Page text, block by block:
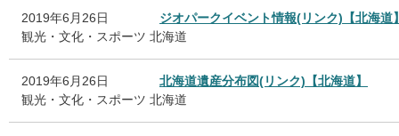
2019年6月26日
ジオパークイベント情報(リンク)【北海道
観光・文化・スポーツ 北海道
2019年6月26日
北海道遺産分布図(リンク)【北海道】
観光・文化・スポーツ 北海道